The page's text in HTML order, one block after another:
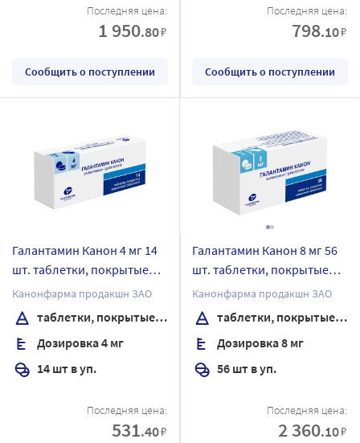
Последняя цена:
1 950.80₽
Сообщить о поступлении
Последняя цена:
798.10₽
Сообщить о поступлении
Галантамин Канон 4 мг 14
шт. таблетки, покрытые
пленочной оболочкой
Канонфарма продакшн ЗАО
таблетки, покрытые пленочной оболочкой
Дозировка 4 мг
14 шт в уп.
Последняя цена:
531.40₽
Галантамин Канон 8 мг 56
шт. таблетки, покрытые
пленочной оболочкой
Канонфарма продакшн ЗАО
таблетки, покрытые пленочной оболочкой
Дозировка 8 мг
56 шт в уп.
Последняя цена:
2 360.10₽